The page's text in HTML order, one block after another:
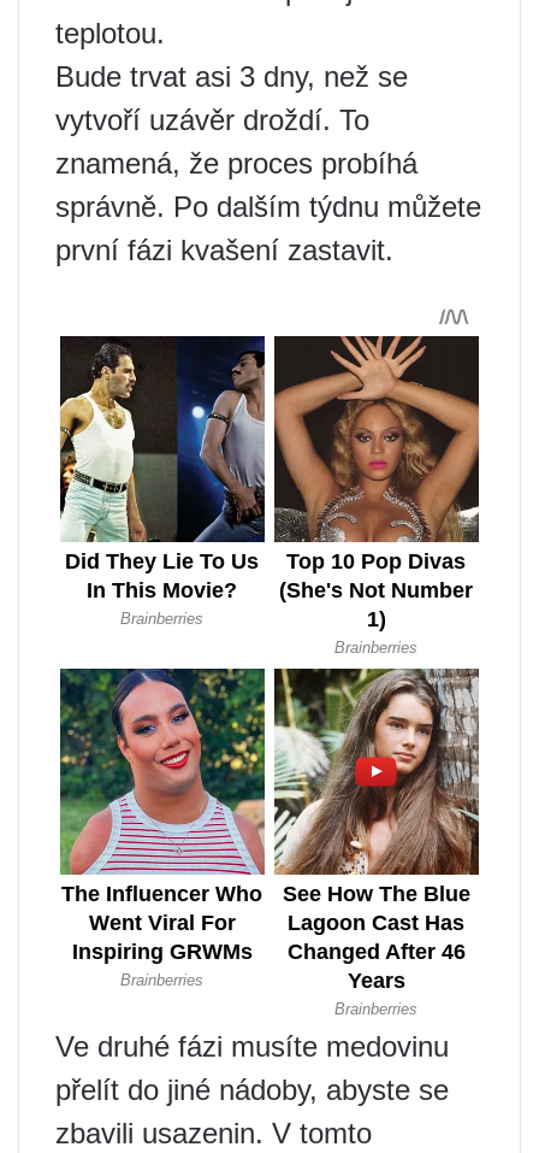
teplotou.
Bude trvat asi 3 dny, než se
vytvoří uzávěr droždí. To
znamená, že proces probíhá
správně. Po dalším týdnu můžete
první fázi kvašení zastavit.
Ve druhé fázi musíte medovinu
přelít do jiné nádoby, abyste se
zbavili usazenin. V tomto